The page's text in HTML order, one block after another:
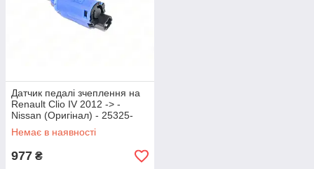
Датчик педалі зчеплення на
Renault Clio IV 2012 -> -
Nissan (Оригінал) - 25325-
00Q0B
Немає в наявності
977 ₴